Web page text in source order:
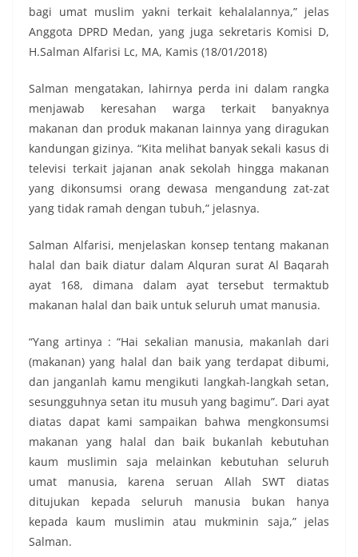
bagi umat muslim yakni terkait kehalalannya,” jelas
Anggota DPRD Medan, yang juga sekretaris Komisi D,
H.Salman Alfarisi Lc, MA, Kamis (18/01/2018)
Salman mengatakan, lahirnya perda ini dalam rangka
menjawab keresahan warga terkait banyaknya
makanan dan produk makanan lainnya yang diragukan
kandungan gizinya. “Kita melihat banyak sekali kasus di
televisi terkait jajanan anak sekolah hingga makanan
yang dikonsumsi orang dewasa mengandung zat-zat
yang tidak ramah dengan tubuh,” jelasnya.
Salman Alfarisi, menjelaskan konsep tentang makanan
halal dan baik diatur dalam Alquran surat Al Baqarah
ayat 168, dimana dalam ayat tersebut termaktub
makanan halal dan baik untuk seluruh umat manusia.
“Yang artinya : “Hai sekalian manusia, makanlah dari
(makanan) yang halal dan baik yang terdapat dibumi,
dan janganlah kamu mengikuti langkah-langkah setan,
sesungguhnya setan itu musuh yang bagimu”. Dari ayat
diatas dapat kami sampaikan bahwa mengkonsumsi
makanan yang halal dan baik bukanlah kebutuhan
kaum muslimin saja melainkan kebutuhan seluruh
umat manusia, karena seruan Allah SWT diatas
ditujukan kepada seluruh manusia bukan hanya
kepada kaum muslimin atau mukminin saja,” jelas
Salman.